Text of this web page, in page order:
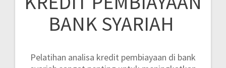
BANK SYARIAH
Pelatihan analisa kredit pembiayaan di bank